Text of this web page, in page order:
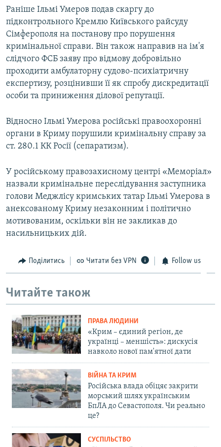
Раніше Ільмі Умеров подав скаргу до
підконтрольного Кремлю Київського райсуду
Сімферополя на постанову про порушення
кримінальної справи. Він також направив на ім'я
слідчого ФСБ заяву про відмову добровільно
проходити амбулаторну судово-психіатричну
експертизу, розцінивши її як спробу дискредитації
особи та приниження ділової репутації.
Відносно Ільмі Умерова російські правоохоронні
органи в Криму порушили кримінальну справу за
ст. 280.1 КК Росії (сепаратизм).
У російському правозахисному центрі «Меморіал»
назвали кримінальне переслідування заступника
голови Меджлісу кримських татар Ільмі Умерова в
анексованому Криму незаконним і політично
мотивованим, оскільки він не закликав до
насильницьких дій.
Поділитись Читати без VPN Follow us
Читайте також
ПРАВА ЛЮДИНИ
«Крим – єдиний регіон, де
українці – меншість»: дискусія
навколо нової пам'ятної дати
ВІЙНА ТА КРИМ
Російська влада обіцяє закрити
морський шлях українським
БпЛА до Севастополя. Чи реально
це?
СУСПІЛЬСТВО